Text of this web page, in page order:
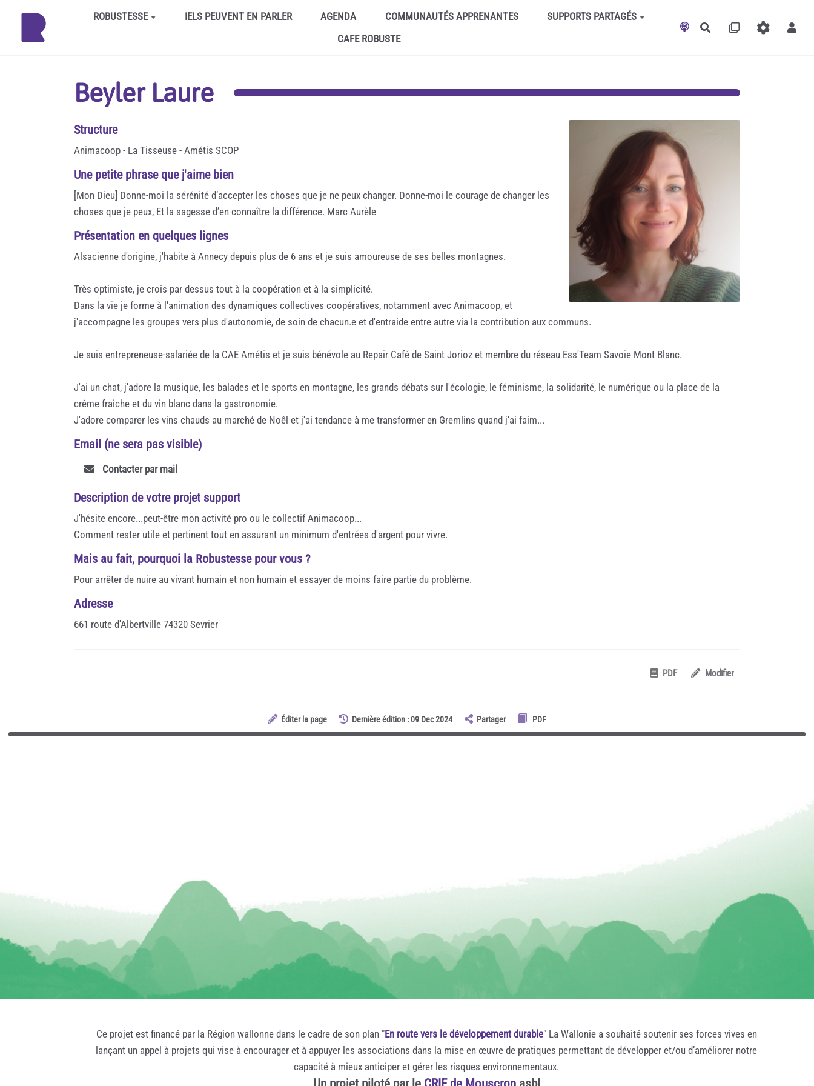
Aller au contenu principalROBUSTESSE IELS PEUVENT EN PARLER AGENDA COMMUNAUTÉS APPRENANTES
SUPPORTS PARTAGÉS
CAFE ROBUSTE
Rechercher
Beyler Laure
Structure
Animacoop - La Tisseuse - Amétis SCOP
Une petite phrase que j'aime bien
[Mon Dieu] Donne-moi la sérénité d’accepter les choses que je ne peux changer. Donne-moi le courage de changer les
choses que je peux, Et la sagesse d’en connaître la différence. Marc Aurèle
Présentation en quelques lignes
Alsacienne d'origine, j'habite à Annecy depuis plus de 6 ans et je suis amoureuse de ses belles montagnes.
Très optimiste, je crois par dessus tout à la coopération et à la simplicité.
Dans la vie je forme à l'animation des dynamiques collectives coopératives, notamment avec Animacoop, et
j'accompagne les groupes vers plus d'autonomie, de soin de chacun.e et d'entraide entre autre via la contribution aux communs.
Je suis entrepreneuse-salariée de la CAE Amétis et je suis bénévole au Repair Café de Saint Jorioz et membre du réseau Ess'Team Savoie Mont Blanc.
J'ai un chat, j'adore la musique, les balades et le sports en montagne, les grands débats sur l'écologie, le féminisme, la solidarité, le numérique ou la place de la
crême fraiche et du vin blanc dans la gastronomie.
J'adore comparer les vins chauds au marché de Noêl et j'ai tendance à me transformer en Gremlins quand j'ai faim...
Email (ne sera pas visible)
Contacter par mail
Description de votre projet support
J'hésite encore...peut-être mon activité pro ou le collectif Animacoop...
Comment rester utile et pertinent tout en assurant un minimum d'entrées d'argent pour vivre.
Mais au fait, pourquoi la Robustesse pour vous ?
Pour arrêter de nuire au vivant humain et non humain et essayer de moins faire partie du problème.
Adresse
661 route d'Albertville 74320 Sevrier
PDF Modifier
Éditer la page Dernière édition : 09 Dec 2024 Partager PDF
Ce projet est financé par la Région wallonne dans le cadre de son plan "En route vers le développement durable" La Wallonie a souhaité soutenir ses forces vives en
lançant un appel à projets qui vise à encourager et à appuyer les associations dans la mise en œuvre de pratiques permettant de développer et/ou d’améliorer notre
capacité à mieux anticiper et gérer les risques environnementaux.